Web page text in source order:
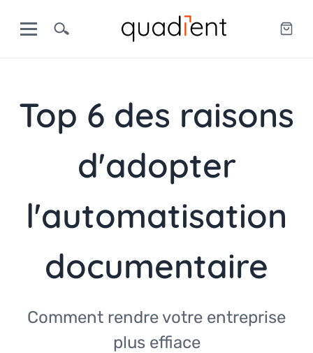
Top 6 des raisons
d'adopter
l'automatisation
documentaire
Comment rendre votre entreprise
plus effiace